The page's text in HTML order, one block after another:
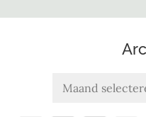
Archieven